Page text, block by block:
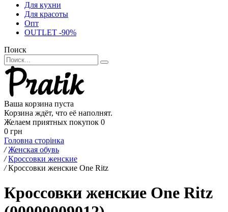
Для кухни
Для красоты
Опт
OUTLET -90%
Поиск
Ваша корзина пуста
Корзина ждёт, что её наполнят.
Желаем приятных покупок 0
0 грн
Головна сторінка
/ Женская обувь
/ Кроссовки женские
/ Кроссовки женские One Ritz
Кроссовки женские One Ritz